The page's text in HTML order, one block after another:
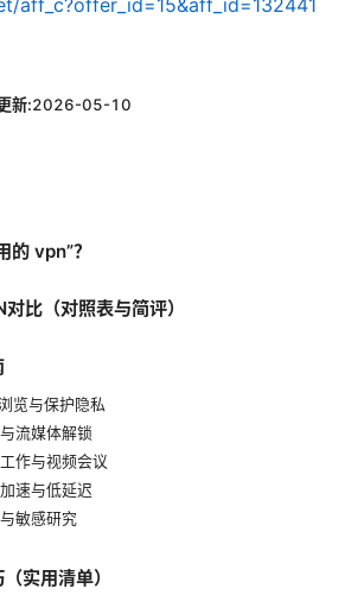
新:2026-05-10
的 vpn”？
比（对照表与简评）
览与保护隐私
流媒体解锁
作与视频会议
速与低延迟
敏感研究
实用清单）